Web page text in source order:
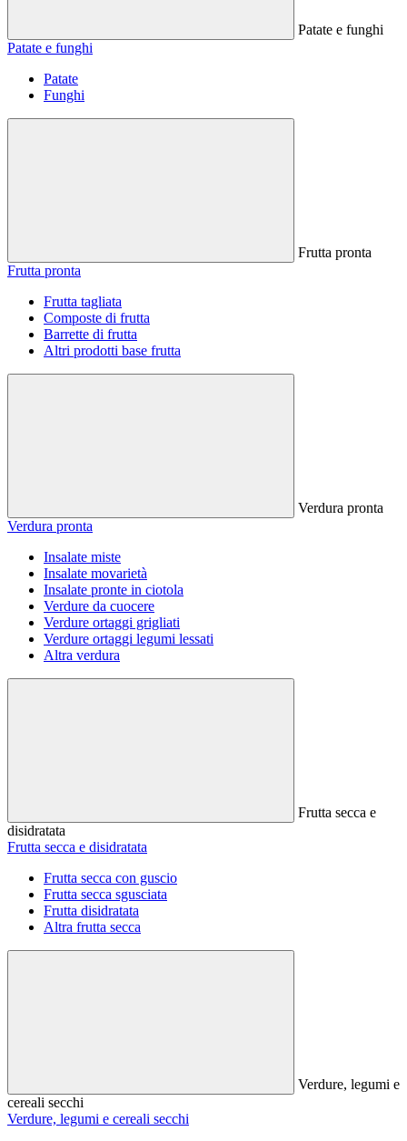
Patate e funghi
Patate e funghi
Patate
Funghi
Frutta pronta
Frutta pronta
Frutta tagliata
Composte di frutta
Barrette di frutta
Altri prodotti base frutta
Verdura pronta
Verdura pronta
Insalate miste
Insalate movarietà
Insalate pronte in ciotola
Verdure da cuocere
Verdure ortaggi grigliati
Verdure ortaggi legumi lessati
Altra verdura
Frutta secca e
disidratata
Frutta secca e disidratata
Frutta secca con guscio
Frutta secca sgusciata
Frutta disidratata
Altra frutta secca
Verdure, legumi e
cereali secchi
Verdure, legumi e cereali secchi